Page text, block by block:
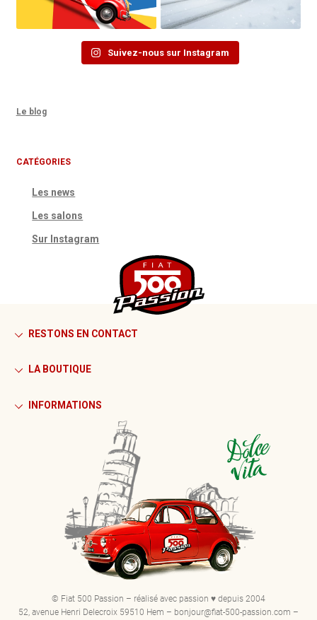
Suivez-nous sur Instagram
Le blog
CATÉGORIES
Les news
Les salons
Sur Instagram
RESTONS EN CONTACT
LA BOUTIQUE
INFORMATIONS
© Fiat 500 Passion – réalisé avec passion ♥ depuis 2004
52, avenue Henri Delecroix 59510 Hem – bonjour@fiat-500-passion.com –